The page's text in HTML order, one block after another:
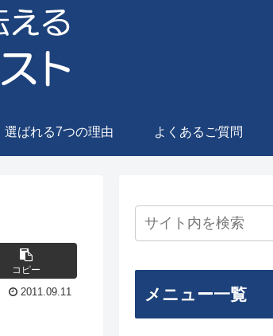
選ばれる7つの理由 よくあるご質問
コピー
2011.09.11 メニュー一覧